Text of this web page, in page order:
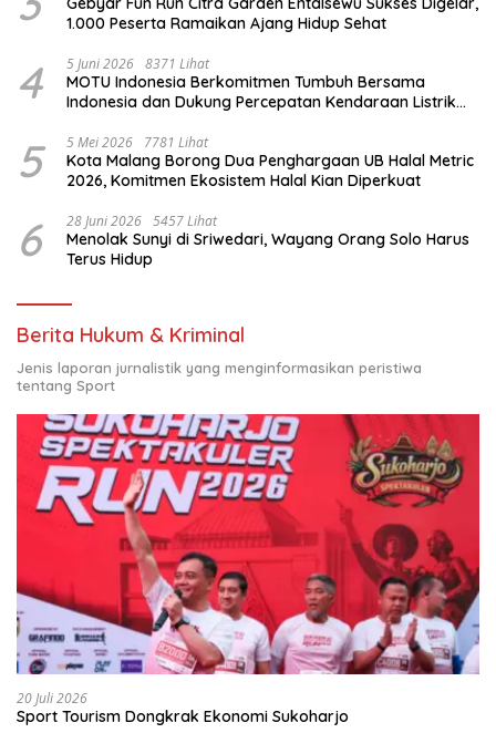
1.000 Peserta Ramaikan Ajang Hidup Sehat
4 5 Juni 2026 8371 Lihat
MOTU Indonesia Berkomitmen Tumbuh Bersama
Indonesia dan Dukung Percepatan Kendaraan Listrik
5 5 Mei 2026 7781 Lihat
Kota Malang Borong Dua Penghargaan UB Halal Metric
2026, Komitmen Ekosistem Halal Kian Diperkuat
6 28 Juni 2026 5457 Lihat
Menolak Sunyi di Sriwedari, Wayang Orang Solo Harus
Terus Hidup
Berita Hukum & Kriminal
Jenis laporan jurnalistik yang menginformasikan peristiwa
tentang Sport
20 Juli 2026
Sport Tourism Dongkrak Ekonomi Sukoharjo